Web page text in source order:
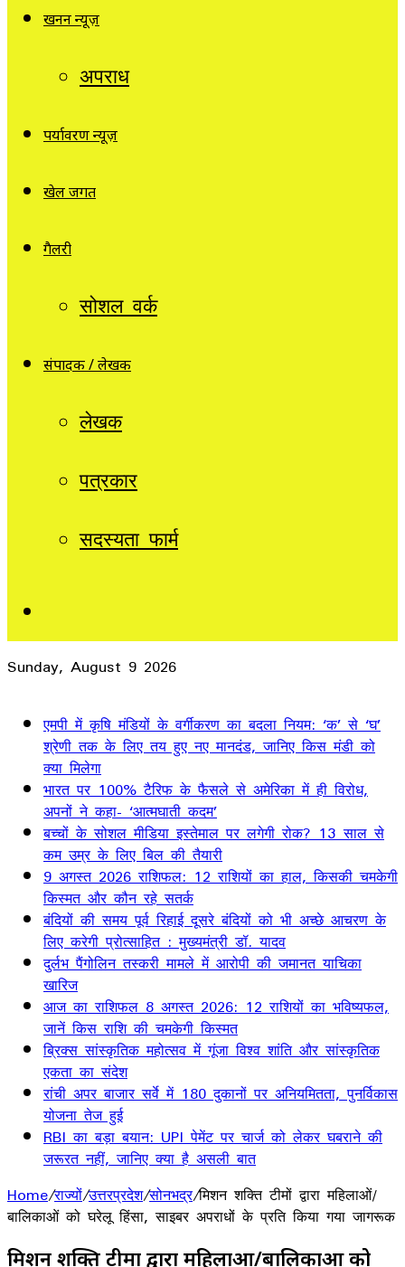
खनन न्यूज़
अपराध
पर्यावरण न्यूज़
खेल जगत
गैलरी
सोशल वर्क
संपादक / लेखक
लेखक
पत्रकार
सदस्यता फार्म
Sunday, August 9 2026
एमपी में कृषि मंडियों के वर्गीकरण का बदला नियम: ‘क’ से ‘घ’
श्रेणी तक के लिए तय हुए नए मानदंड, जानिए किस मंडी को
क्या मिलेगा
भारत पर 100% टैरिफ के फैसले से अमेरिका में ही विरोध,
अपनों ने कहा- ‘आत्मघाती कदम’
बच्चों के सोशल मीडिया इस्तेमाल पर लगेगी रोक? 13 साल से
कम उम्र के लिए बिल की तैयारी
9 अगस्त 2026 राशिफल: 12 राशियों का हाल, किसकी चमकेगी
किस्मत और कौन रहे सतर्क
बंदियों की समय पूर्व रिहाई दूसरे बंदियों को भी अच्छे आचरण के
लिए करेगी प्रोत्साहित : मुख्यमंत्री डॉ. यादव
दुर्लभ पैंगोलिन तस्करी मामले में आरोपी की जमानत याचिका
खारिज
आज का राशिफल 8 अगस्त 2026: 12 राशियों का भविष्यफल,
जानें किस राशि की चमकेगी किस्मत
ब्रिक्स सांस्कृतिक महोत्सव में गूंजा विश्व शांति और सांस्कृतिक
एकता का संदेश
रांची अपर बाजार सर्वे में 180 दुकानों पर अनियमितता, पुनर्विकास
योजना तेज हुई
RBI का बड़ा बयान: UPI पेमेंट पर चार्ज को लेकर घबराने की
जरूरत नहीं, जानिए क्या है असली बात
Home/राज्यों/उत्तरप्रदेश/सोनभद्र/मिशन शक्ति टीमों द्वारा महिलाओं/
बालिकाओं को घरेलू हिंसा, साइबर अपराधों के प्रति किया गया जागरूक
मिशन शक्ति टीमों द्वारा महिलाओं/बालिकाओं को